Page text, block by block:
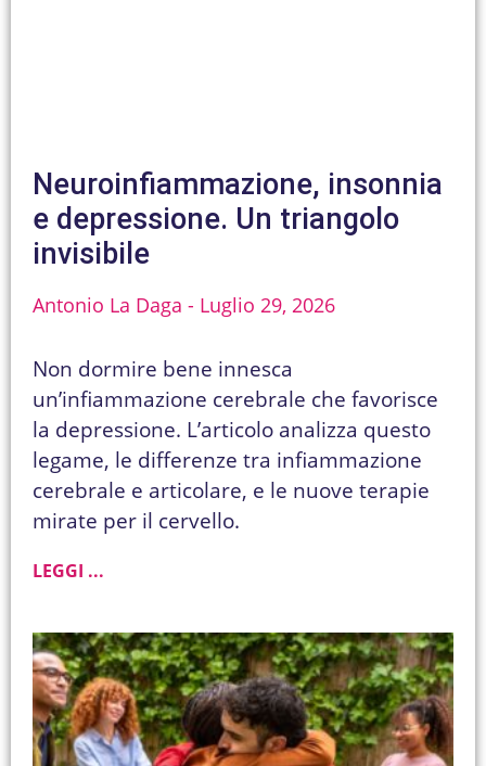
Neuroinfiammazione, insonnia
e depressione. Un triangolo
invisibile
Antonio La Daga Luglio 29, 2026
Non dormire bene innesca
un’infiammazione cerebrale che favorisce
la depressione. L’articolo analizza questo
legame, le differenze tra infiammazione
cerebrale e articolare, e le nuove terapie
mirate per il cervello.
LEGGI ...